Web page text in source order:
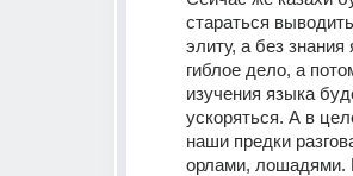
стараться
элиту, а без знания
гиблое дело, а
изучения языка
ускоряться. А в
наши предки
орлами, лошадями.